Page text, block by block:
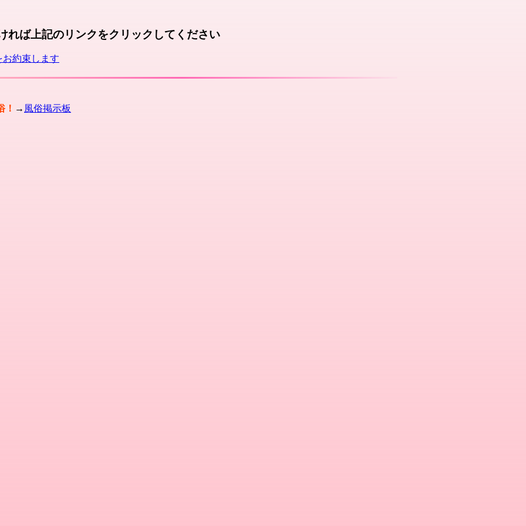
れば上記のリンクをクリックしてください
約束します
→ 風俗掲示板